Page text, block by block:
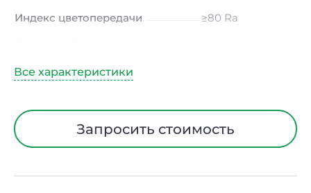
Индекс цветопередачи
≥80 Ra
Угол рассеивания
Диапазон рабочих
температурЗапросить стоимость